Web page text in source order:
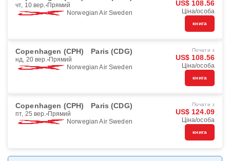
чт, 10 вер. Прямий
Norwegian Air Sweden
US$ 108.56
Ціна/особа
книга
Copenhagen (CPH) Paris (CDG)
нд, 20 вер. Прямий
Norwegian Air Sweden
Почати з
US$ 108.56
Ціна/особа
книга
Copenhagen (CPH) Paris (CDG)
пт, 25 вер. Прямий
Norwegian Air Sweden
Почати з
US$ 124.09
Ціна/особа
книга